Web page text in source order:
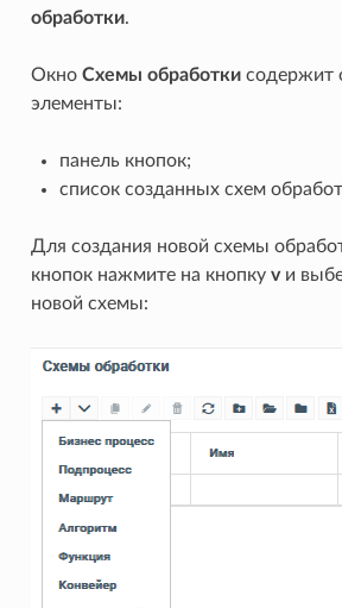
обработки.
Окно Схемы обработкисодержит
элементы:
панель кнопок;
список созданных схем
Для создания новой схемы
кнопок нажмите на кнопку vи
новой схемы: